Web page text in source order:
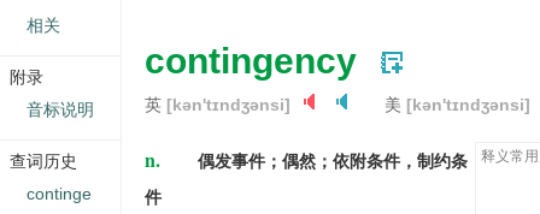
contingency
英 [kən'tɪndʒənsi] 美 [kən'tɪndʒənsi]
n.
偶发事件；偶然；依附条件，制约条
件
释义常
相关
附录
音标说明
查词历史
continge